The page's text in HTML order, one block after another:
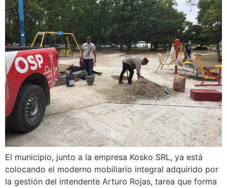
El municipio, junto a la empresa Kosko SRL, ya está
colocando el moderno mobiliario integral adquirido por
la gestión del intendente Arturo Rojas, tarea que forma